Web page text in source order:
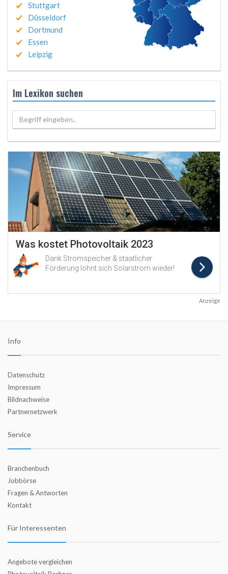
Stuttgart
Düsseldorf
Dortmund
Essen
Leipzig
Im Lexikon suchen
Begriff eingeben..
Anzeige
Info
Datenschutz
Impressum
Bildnachweise
Partnernetzwerk
Service
Branchenbuch
Jobbörse
Fragen & Antworten
Kontakt
Für Interessenten
Angebote vergleichen